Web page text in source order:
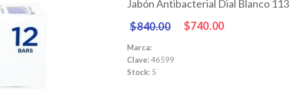
Jabón Antibacterial Dial Blanco
Precio
habitual
$840.00
Precio
$740.00
Marca:
Clave:46599
Stock: 5